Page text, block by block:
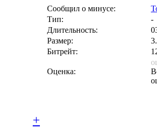
Сообщил о минусе:
Тип:
-
Длительность:
Размер:
Битрейт:
Оценка:
+